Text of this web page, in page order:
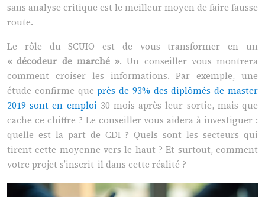
sans analyse critique est le meilleur moyen de faire fausse
route.
Le rôle du SCUIO est de vous transformer en un
« décodeur de marché ». Un conseiller vous montrera
comment croiser les informations. Par exemple, une
étude confirme queprès de 93% des diplômés de master
2019 sont en emploi 30 mois après leur sortie, mais que
cache ce chiffre ? Le conseiller vous aidera à investiguer :
quelle est la part de CDI ? Quels sont les secteurs qui
tirent cette moyenne vers le haut ? Et surtout, comment
votre projet s’inscrit-il dans cette réalité ?